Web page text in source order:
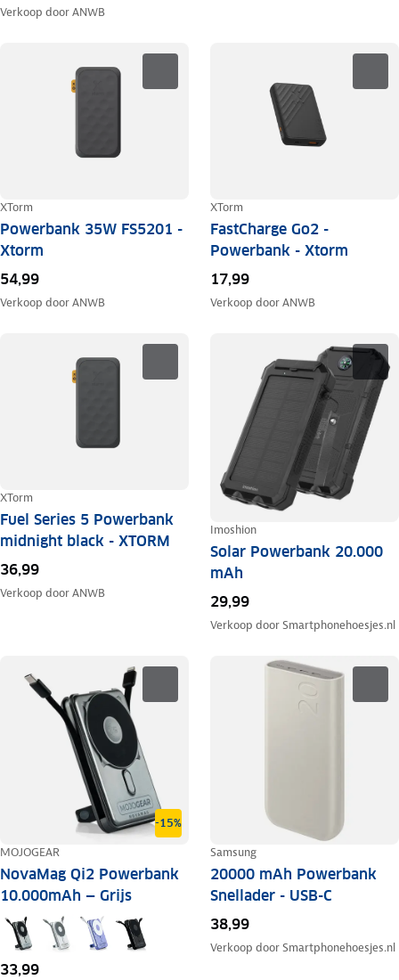
Verkoop doorANWB
XTorm
Powerbank 35W FS5201 -
Xtorm
54,99
Verkoop doorANWB
XTorm
FastCharge Go2 -
Powerbank - Xtorm
17,99
Verkoop doorANWB
XTorm
Fuel Series 5 Powerbank
midnight black - XTORM
36,99
Verkoop doorANWB
Imoshion
Solar Powerbank 20.000
mAh
29,99
Verkoop doorSmartphonehoesjes.nl
-15%
MOJOGEAR
NovaMag Qi2 Powerbank
10.000mAh — Grijs
33,99
Samsung
20000 mAh Powerbank
Snellader - USB-C
38,99
Verkoop doorSmartphonehoesjes.nl